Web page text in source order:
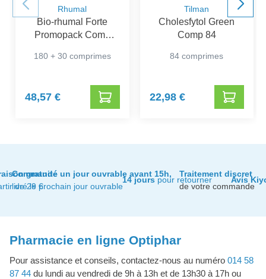
Rhumal
Bio-rhumal Forte
Promopack Comp
180 + 30 comprimes
48,57 €
Tilman
Cholesfytol Green
Comp 84
84 comprimes
22,98 €
gratuite
de 29 €
Commandé un jour ouvrable avant 15h,
livré le prochain jour ouvrable
14 jourspour retourner
Traitement discret
de votre commande
Avis
Pharmacie en ligne Optiphar
Pour assistance et conseils, contactez-nous au numéro 014 58
87 44 du lundi au vendredi de 9h à 13h et de 13h30 à 17h ou